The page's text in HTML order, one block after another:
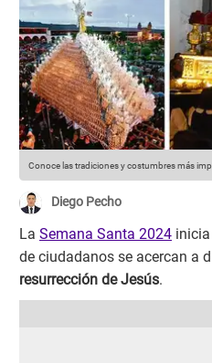
Conoce las tradiciones y costumbres más
Diego Pecho
La Semana Santa 2024
de ciudadanos se acercan a
resurrección de Jesús.